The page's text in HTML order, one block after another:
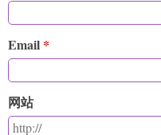
Email
网站